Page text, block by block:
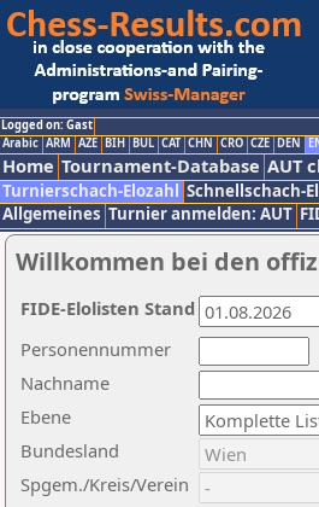
Logged on: Gast
Arabic ARM AZE BIH BUL CAT CHN CRO CZE DEN
Home Tournament-Database AUT
Turnierschach-Elozahl Schnellschach-
Allgemeines Turnier anmelden: AUT
Willkommen bei den
Nachname
Ebene
Personennummer
Bundesland
Spgem./Kreis/Verein
FIDE-Elolisten Stand